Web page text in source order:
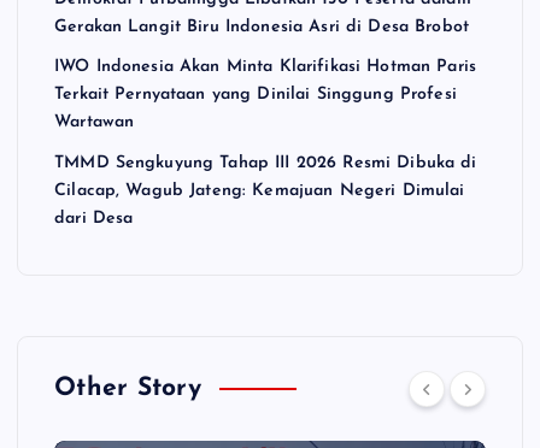
Gerakan Langit Biru Indonesia Asri di Desa Brobot
IWO Indonesia Akan Minta Klarifikasi Hotman Paris
Terkait Pernyataan yang Dinilai Singgung Profesi
Wartawan
TMMD Sengkuyung Tahap III 2026 Resmi Dibuka di
Cilacap, Wagub Jateng: Kemajuan Negeri Dimulai
dari Desa
Other Story